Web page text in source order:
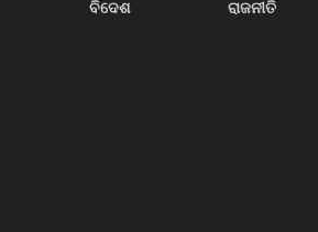
ବିଦେଶ
ରାଜନୀତି